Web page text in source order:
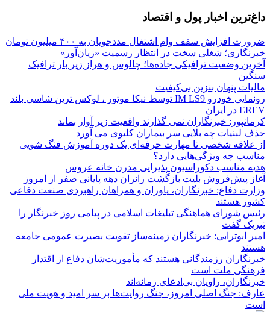
داغ‌ترین اخبار پول و اقتصاد
ضرورت افزایش سقف وام اشتغال مددجویان به ۴۰۰ میلیون تومان
خبرنگاری؛ شغلی سخت در انتظار رسمیت «زیان‌آور»
آخرین وضعیت ترافیکی جاده‌ها؛ چالوس و هراز زیر بار ترافیک
سنگین
مالیات پنهان بنزین بی‌کیفیت
رونمایی خودرو IM LS9 توسط نیکا موتور ، لوکس ترین شاسی بلند
EREV در ایران
کرمانپور: خبرنگاران نمی گذارند واقعیت زیر آوار بماند
حذف لبنیات چه بلایی سر بیماران کلیوی می آورد
از علاقه شخصی تا مهارت حرفه‌ای یک دوره آموزش فنگ شویی
مناسب چه ویژگی‌هایی دارد؟
هدیه مناسب دکوراسیون پذیرایی مدرن خانه عروس
آغاز پیش‌فروش بلیت بازگشت زائران دهه پایانی صفر از امروز
وزارت دفاع: خبرنگاران، یاوران و همراهان راهبردی صنعت دفاعی
کشور هستند
رئیس شورای هماهنگی تبلیغات اسلامی در پیامی روز خبرنگار را
تبریک گفت
امیر ابوترابی: خبرنگاران زمینه‌ساز تقویت بصیرت عمومی جامعه
هستند
خبرنگاران رزمندگانی هستند که مأموریت‌شان دفاع از اقتدار
فرهنگی ملت است
خبرنگاران، راویان بی‌ادعای زمانه‌اند
عارف: جنگ اصلی امروز، جنگ روایت‌ها بر سر امید و هویت ملی
است